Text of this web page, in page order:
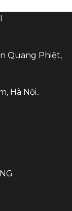
Quang Phiệt,
Hà Nội..